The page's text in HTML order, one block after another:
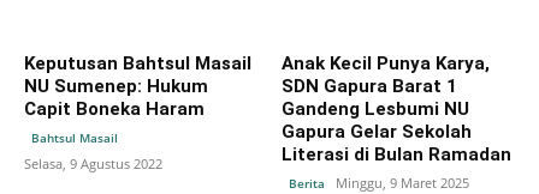
Keputusan Bahtsul Masail
NU Sumenep: Hukum
Capit Boneka Haram
Bahtsul Masail
Selasa, 9 Agustus 2022
Anak Kecil Punya Karya,
SDN Gapura Barat 1
Gandeng Lesbumi NU
Gapura Gelar Sekolah
Literasi di Bulan Ramadan
Berita Minggu, 9 Maret 2025